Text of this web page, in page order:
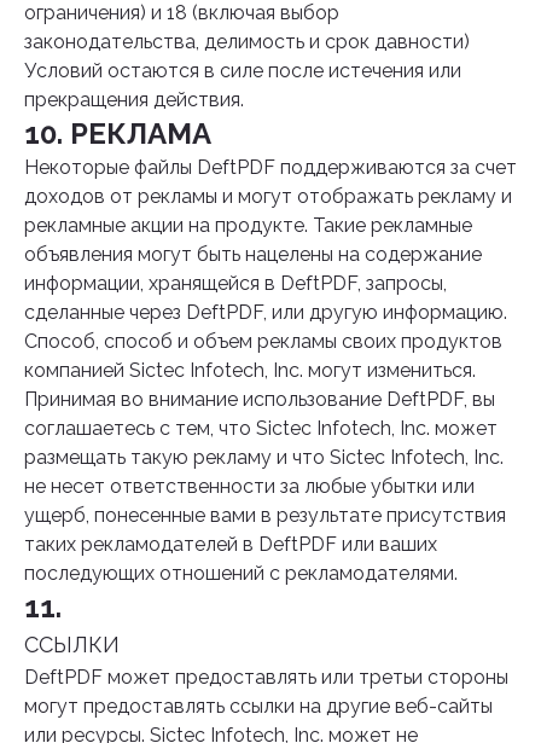
ограничения) и 18 (включая выбор
законодательства, делимость и срок давности)
Условий остаются в силе после истечения или
прекращения действия.
10. РЕКЛАМА
Некоторые файлы DeftPDF поддерживаются за счет
доходов от рекламы и могут отображать рекламу и
рекламные акции на продукте. Такие рекламные
объявления могут быть нацелены на содержание
информации, хранящейся в DeftPDF, запросы,
сделанные через DeftPDF, или другую информацию.
Способ, способ и объем рекламы своих продуктов
компанией Sictec Infotech, Inc. могут измениться.
Принимая во внимание использование DeftPDF, вы
соглашаетесь с тем, что Sictec Infotech, Inc. может
размещать такую рекламу и что Sictec Infotech, Inc.
не несет ответственности за любые убытки или
ущерб, понесенные вами в результате присутствия
таких рекламодателей в DeftPDF или ваших
последующих отношений с рекламодателями.
11.
ССЫЛКИ
DeftPDF может предоставлять или третьи стороны
могут предоставлять ссылки на другие веб-сайты
или ресурсы. Sictec Infotech, Inc. может не